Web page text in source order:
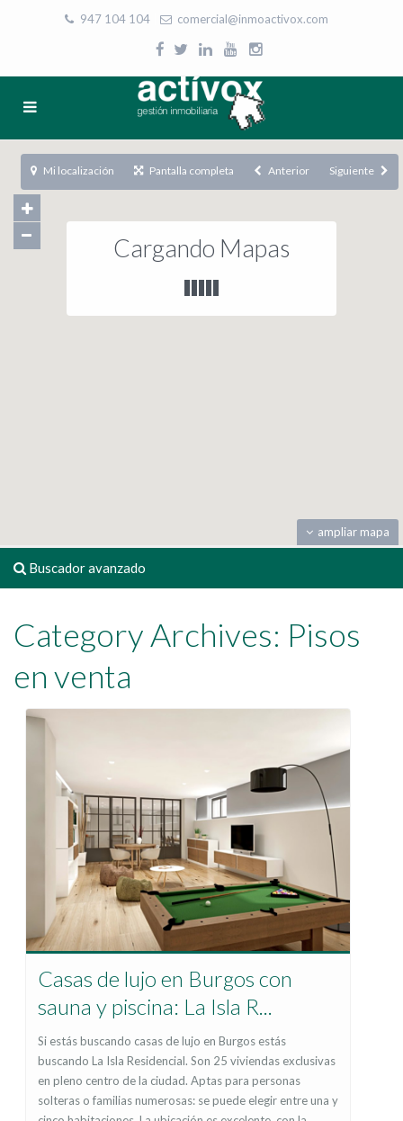
947 104 104 comercial@inmoactivox.com
Cargando Mapas
ampliar mapa
Mi localización Pantalla completa Anterior Siguiente
Buscador avanzado
Category Archives: Pisos
en venta
Casas de lujo en Burgos con
sauna y piscina: La Isla R...
Si estás buscando casas de lujo en Burgos estás
buscando La Isla Residencial. Son 25 viviendas exclusivas
en pleno centro de la ciudad. Aptas para personas
solteras o familias numerosas: se puede elegir entre una y